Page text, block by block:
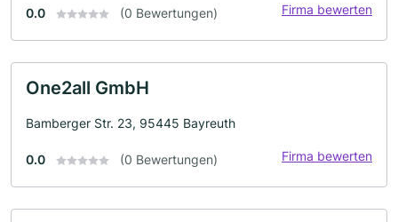
0.0 (0 Bewertungen) Firma bewerten
One2all GmbH
Bamberger Str. 23, 95445 Bayreuth
0.0 (0 Bewertungen) Firma bewerten